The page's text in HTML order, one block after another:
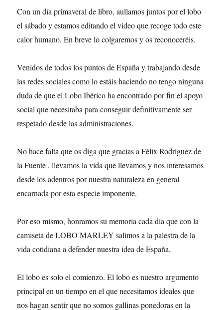
Con un día primaveral de libro, aullamos juntos por el lobo
el sábado y estamos editando el video que recoge todo este
calor humano. En breve lo colgaremos y os reconoceréis.
Venidos de todos los puntos de España y trabajando desde
las redes sociales como lo estáis haciendo no tengo ninguna
duda de que el Lobo Ibérico ha encontrado por fin el apoyo
social que necesitaba para conseguir definitivamente ser
respetado desde las administraciones.
No hace falta que os diga que gracias a Félix Rodríguez de
la Fuente , llevamos la vida que llevamos y nos interesamos
desde los adentros por nuestra naturaleza en general
encarnada por esta especie imponente.
Por eso mismo, honramos su memoria cada día que con la
camiseta de LOBO MARLEY salimos a la palestra de la
vida cotidiana a defender nuestra idea de España.
El lobo es solo el comienzo. El lobo es nuestro argumento
principal en un tiempo en el que necesitamos ideales que
nos hagan sentir que no somos gallinas ponedoras en la